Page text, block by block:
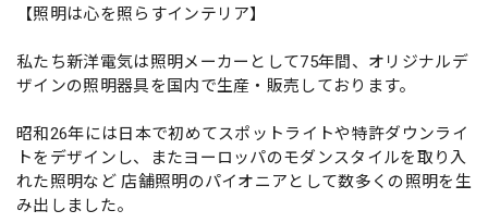
【照明は心を照らすインテリア】
私たち新洋電気は照明メーカーとして75年間、オリジナルデ
ザインの照明器具を国内で生産・販売しております。
昭和26年には日本で初めてスポットライトや特許ダウンライ
トをデザインし、またヨーロッパのモダンスタイルを取り入
れた照明など 店舗照明のパイオニアとして数多くの照明を生
み出しました。